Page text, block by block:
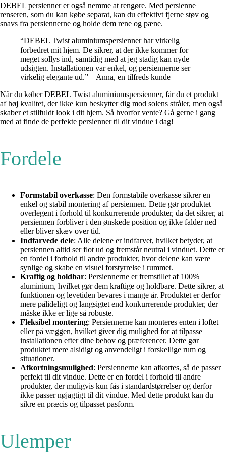
DEBEL persienner er også nemme at rengøre. Med persienne
renseren, som du kan købe separat, kan du effektivt fjerne støv og
snavs fra persiennerne og holde dem rene og pæne.
“DEBEL Twist aluminiumspersienner har virkelig
forbedret mit hjem. De sikrer, at der ikke kommer for
meget sollys ind, samtidig med at jeg stadig kan nyde
udsigten. Installationen var enkel, og persiennerne ser
virkelig elegante ud.” – Anna, en tilfreds kunde
Når du køber DEBEL Twist aluminiumspersienner, får du et produkt
af høj kvalitet, der ikke kun beskytter dig mod solens stråler, men også
skaber et stilfuldt look i dit hjem. Så hvorfor vente? Gå gerne i gang
med at finde de perfekte persienner til dit vindue i dag!
Fordele
Formstabil overkasse: Den formstabile overkasse sikrer en
enkel og stabil montering af persiennen. Dette gør produktet
overlegent i forhold til konkurrerende produkter, da det sikrer, at
persiennen forbliver i den ønskede position og ikke falder ned
eller bliver skæv over tid.
Indfarvede dele: Alle delene er indfarvet, hvilket betyder, at
persiennen altid ser flot ud og fremstår neutral i vinduet. Dette er
en fordel i forhold til andre produkter, hvor delene kan være
synlige og skabe en visuel forstyrrelse i rummet.
Kraftig og holdbar: Persiennerne er fremstillet af 100%
aluminium, hvilket gør dem kraftige og holdbare. Dette sikrer, at
funktionen og levetiden bevares i mange år. Produktet er derfor
mere pålideligt og langsigtet end konkurrerende produkter, der
måske ikke er lige så robuste.
Fleksibel montering: Persiennerne kan monteres enten i loftet
eller på væggen, hvilket giver dig mulighed for at tilpasse
installationen efter dine behov og præferencer. Dette gør
produktet mere alsidigt og anvendeligt i forskellige rum og
situationer.
Afkortningsmulighed: Persiennerne kan afkortes, så de passer
perfekt til dit vindue. Dette er en fordel i forhold til andre
produkter, der muligvis kun fås i standardstørrelser og derfor
ikke passer nøjagtigt til dit vindue. Med dette produkt kan du
sikre en præcis og tilpasset pasform.
Ulemper